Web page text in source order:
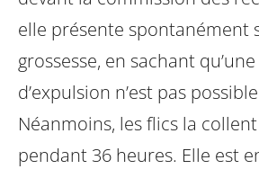
elle présente spontanément
grossesse, en sachant
d’expulsion n’est pas
Néanmoins, les flics la
pendant 36 heures. Elle est